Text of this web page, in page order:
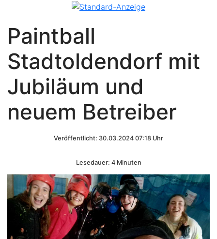
Paintball
Stadtoldendorf mit
Jubiläum und
neuem Betreiber
Veröffentlicht: 30.03.2024 07:18 Uhr
Lesedauer: 4 Minuten